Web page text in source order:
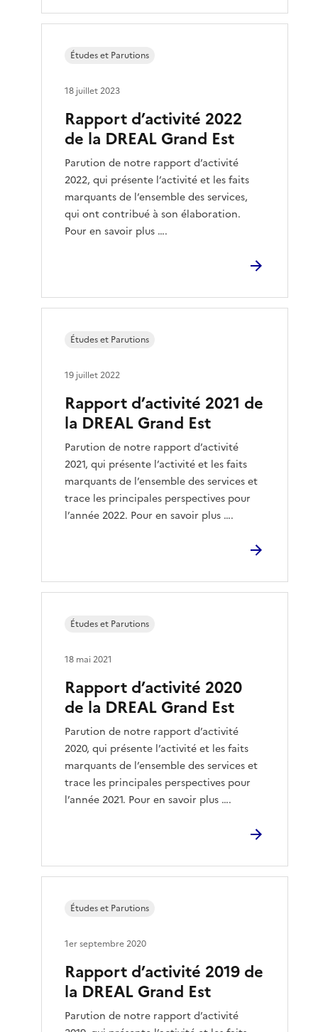
Rapport d’activité 2022
de la DREAL Grand Est
Parution de notre rapport d’activité
2022, qui présente l’activité et les faits
marquants de l’ensemble des services,
qui ont contribué à son élaboration.
Pour en savoir plus ….
Études et Parutions
18 juillet 2023
Rapport d’activité 2021 de
la DREAL Grand Est
Parution de notre rapport d’activité
2021, qui présente l’activité et les faits
marquants de l’ensemble des services et
trace les principales perspectives pour
l’année 2022. Pour en savoir plus ….
Études et Parutions
19 juillet 2022
Rapport d’activité 2020
de la DREAL Grand Est
Parution de notre rapport d’activité
2020, qui présente l’activité et les faits
marquants de l’ensemble des services et
trace les principales perspectives pour
l’année 2021. Pour en savoir plus ….
Études et Parutions
18 mai 2021
Rapport d’activité 2019 de
la DREAL Grand Est
Parution de notre rapport d’activité
Études et Parutions
1er septembre 2020